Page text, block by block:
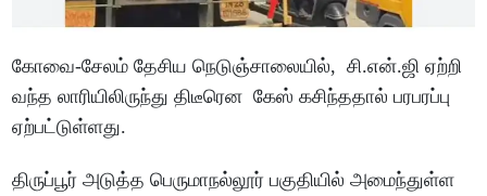
கோவை-சேலம் தேசிய நெடுஞ்சாலையில், சி.என்.ஜி ஏற்றி
வந்த லாரியிலிருந்து திடீரென கேஸ் கசிந்ததால் பரபரப்பு
ஏற்பட்டுள்ளது.
திருப்பூர் அடுத்த பெருமாநல்லூர் பகுதியில் அமைந்துள்ள